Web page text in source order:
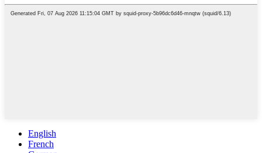
English
French